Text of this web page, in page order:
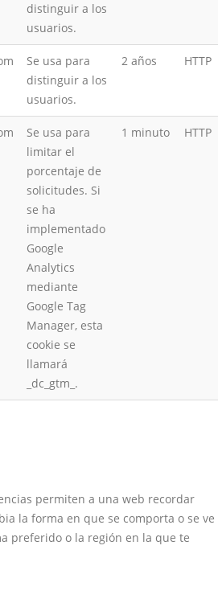
distinguir a los
usuarios.
Se usa para
distinguir a los
usuarios.
2 años HTTP
Se usa para
limitar el
porcentaje de
solicitudes. Si
se ha
implementado
Google
Analytics
mediante
Google Tag
Manager, esta
cookie se
llamará
_dc_gtm_.
1 minuto HTTP
permiten a una web recordar
la forma en que se comporta o se ve
preferido o la región en la que te